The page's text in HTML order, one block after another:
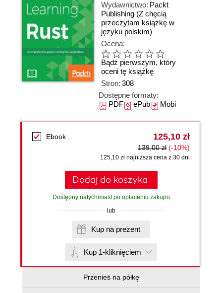
Wydawnictwo: Packt
Publishing (Z chęcią
przeczytam książkę w
języku polskim)
Ocena:
Bądź pierwszym, który
oceni tę książkę
Stron: 308
Dostępne formaty:
PDFePubMobi
Ebook 125,10 zł
139,00 zł (-10%)
125,10 zł najniższa cena z 30 dni
Dodaj do koszyka
Dostępny natychmiast po opłaceniu zakupu
lub
Kup na prezent
Kup 1-kliknięciem
Przenieś na półkę